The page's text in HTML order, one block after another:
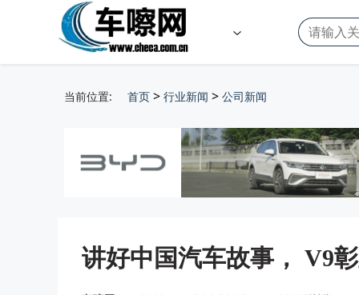
当前位置: 首页 > 行业新闻 > 公司新闻
讲好中国汽车故事， V9